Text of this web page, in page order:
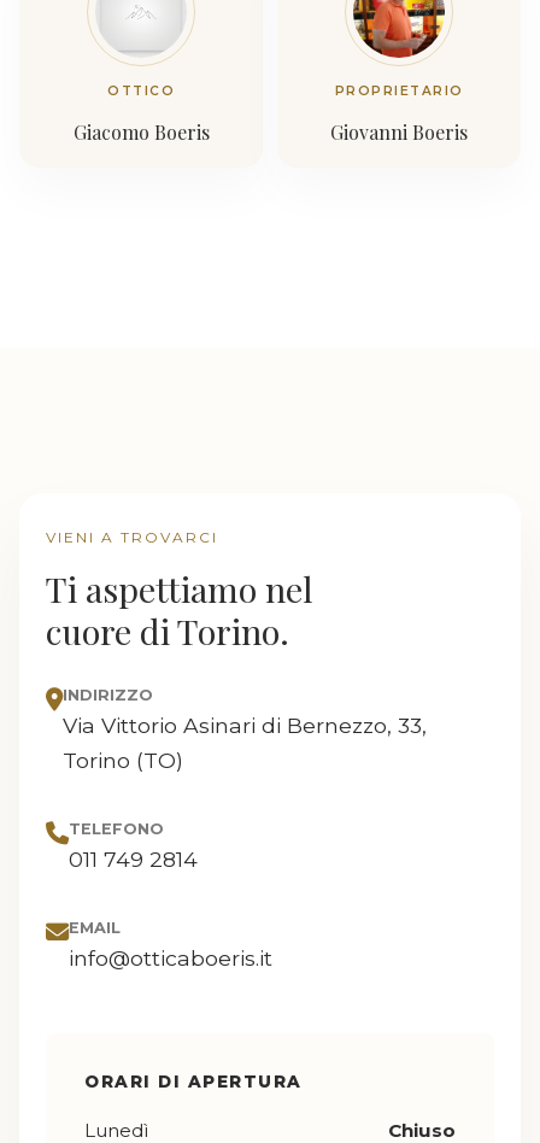
OTTICO
Giacomo Boeris
PROPRIETARIO
Giovanni Boeris
VIENI A TROVARCI
Ti aspettiamo nel
cuore di Torino.
INDIRIZZO
Via Vittorio Asinari di Bernezzo, 33,
Torino (TO)
TELEFONO
011 749 2814
EMAIL
info@otticaboeris.it
ORARI DI APERTURA
Lunedì
Chiuso